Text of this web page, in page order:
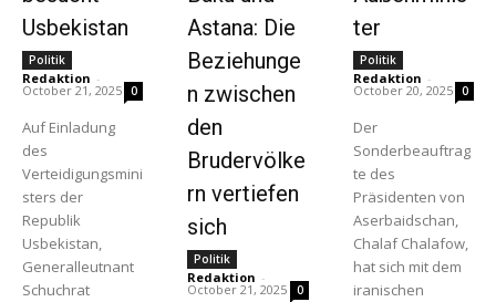
Usbekistan
Politik
Redaktion -
October 21, 2025 0
Auf Einladung
des
Verteidigungsmini
sters der
Republik
Usbekistan,
Generalleutnant
Schuchrat
Astana: Die
Beziehunge
n zwischen
den
Brudervölke
rn vertiefen
sich
Politik
Redaktion -
October 21, 2025 0
ter
Politik
Redaktion -
October 20, 2025 0
Der
Sonderbeauftrag
te des
Präsidenten von
Aserbaidschan,
Chalaf Chalafow,
hat sich mit dem
iranischen